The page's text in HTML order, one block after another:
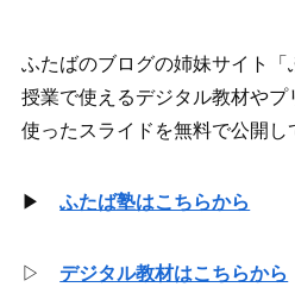
ふたばのブログの姉妹サイト
授業で使えるデジタル教材や
使ったスライドを無料で公開し
▶ふたば塾はこちらから
▷ デジタル教材はこちらから